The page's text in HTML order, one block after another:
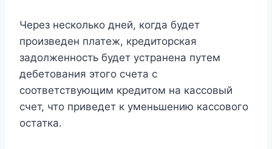
Через несколько дней, когда будет
произведен платеж, кредиторская
задолженность будет устранена путем
дебетования этого счета с
соответствующим кредитом на кассовый
счет, что приведет к уменьшению кассового
остатка.